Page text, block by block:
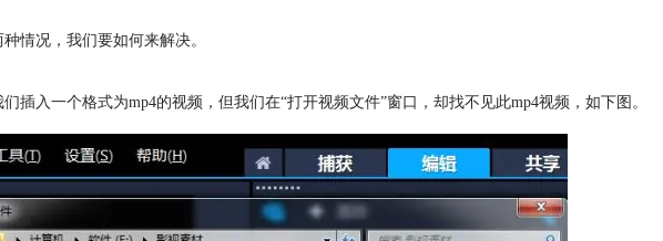
情况，我们要如何来解决。
们插入一个格式为mp4的视频，但我们在“打开视频文件”窗口，却找不见此mp4视频，如下图。